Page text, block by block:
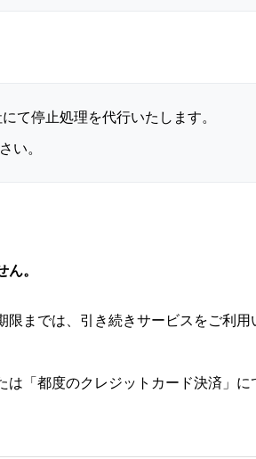
て停止処理を代行いたします。
い。
。
までは、引き続きサービスをご利用
「都度のクレジットカード決済」に